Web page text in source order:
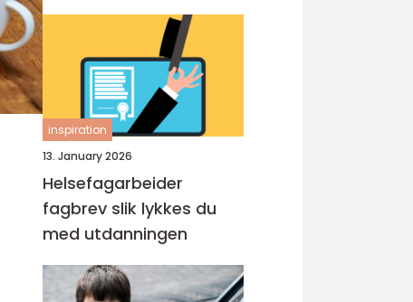
inspiration
13. January 2026
Helsefagarbeider
fagbrev slik lykkes du
med utdanningen